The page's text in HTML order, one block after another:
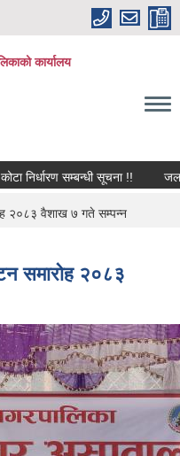
कार्यालय
सम्बन्धी सूचना !! जलश्रोत
२०८३ वैशाख ७ गते सम्पन्न
समारोह २०८३